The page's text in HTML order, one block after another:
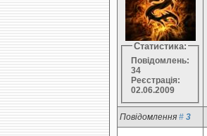
Статистика:
Повідомлень:
34
Реєстрація:
02.06.2009
Повідомлення # 3